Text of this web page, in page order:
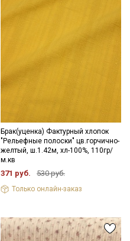
Брак(уценка) Фактурный хлопок
"Рельефные полоски" цв.горчично-
желтый, ш.1.42м, хл-100%, 110гр/
м.кв
371 руб. 530 руб.
Только онлайн-заказ